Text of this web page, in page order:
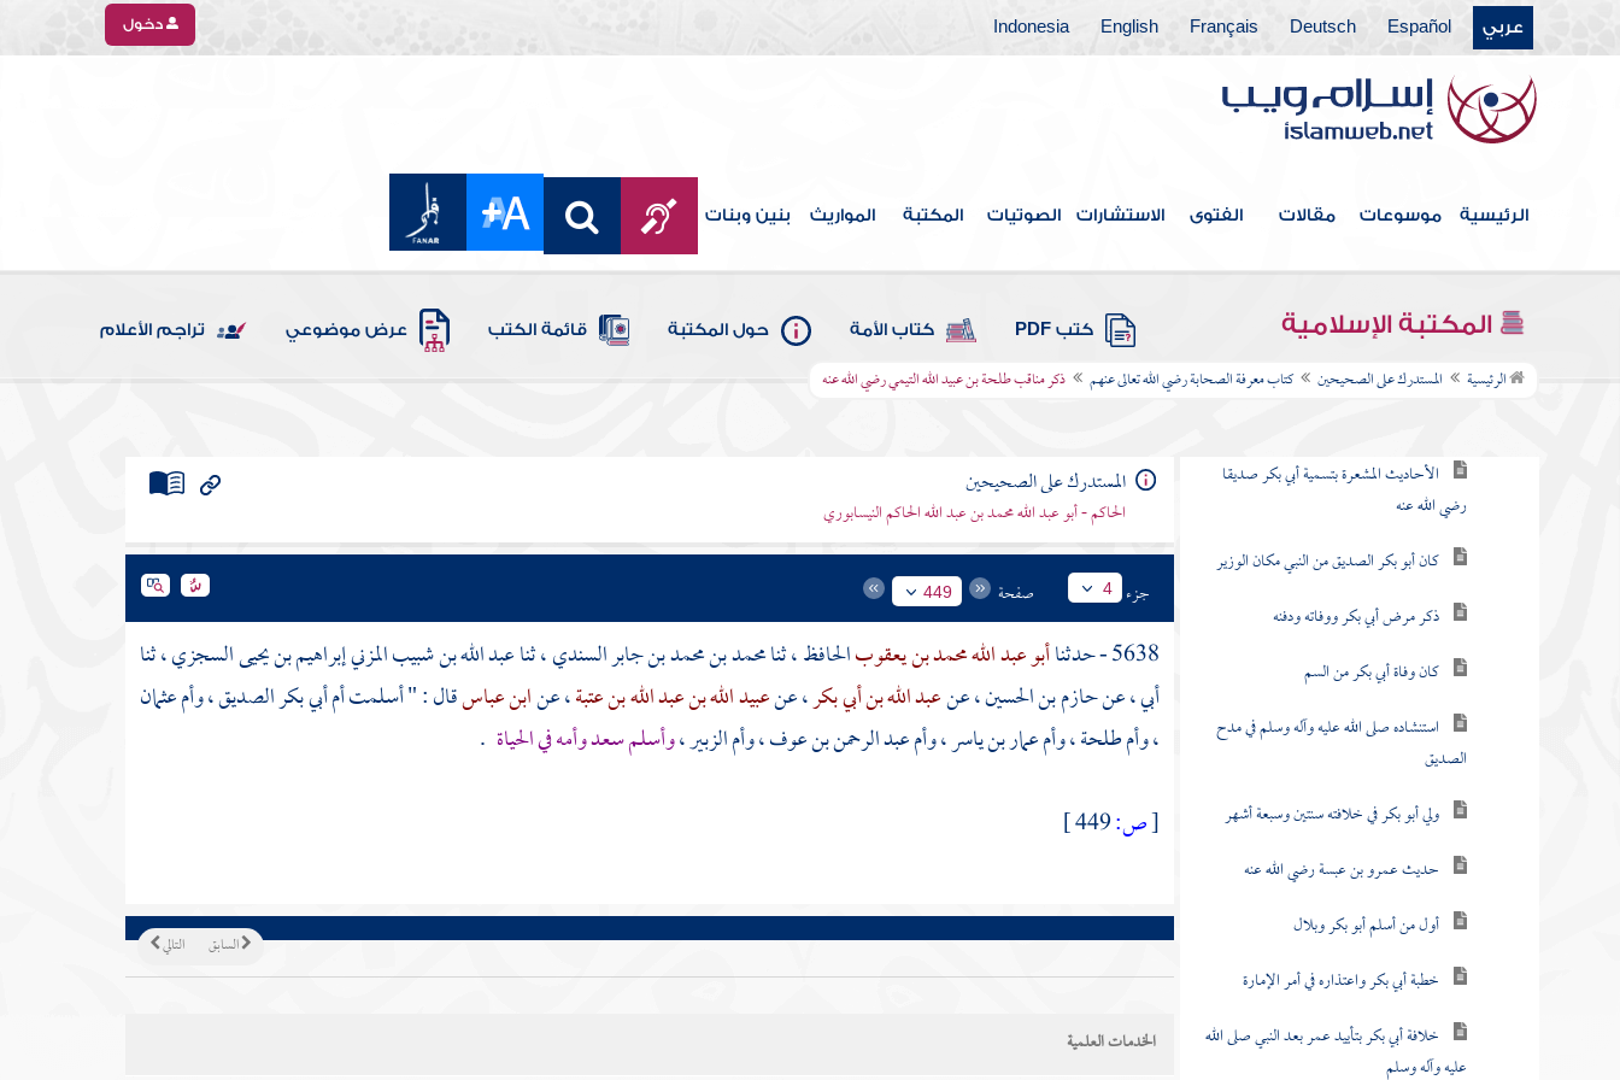
عربي Español
Deutsch
Français
English
Indonesia دخول
الرئيسية موسوعات مقالات الفتوى الاستشارات الصوتيات المكتبة المواريث بنين وبنات
المكتبة الإسلامية كتب PDF كتاب الأمة حول المكتبة قائمة الكتب عرض موضوعي تراجم الأعلام
الرئيسية المستدرك على الصحيحين كتاب معرفة الصحابة رضي الله تعالى عنهم ذكر مناقب طلحة بن عبيد الله التيمي رضي الله عنه
كتاب التفسير
كتاب تواريخ المتقدمين من الأنبياء والمرسلين
ومن كتاب آيات رسول الله صلى الله عليه وآله
وسلم التي في دلائل النبوة
كتاب الهجرة الأولى إلى الحبشة
كتاب الهجرة
كتاب المغازي والسرايا
كتاب معرفة الصحابة رضي الله تعالى عنهم
الأحاديث المشعرة بتسمية أبي بكر صديقا
رضي الله عنه
كان أبو بكر الصديق من النبي مكان الوزير
ذكر مرض أبي بكر ووفاته ودفنه
كان وفاة أبي بكر من السم
استنشاده صلى الله عليه وآله وسلم في مدح
الصديق
ولي أبو بكر في خلافته سنتين وسبعة أشهر
حديث عمرو بن عبسة رضي الله عنه
أول من أسلم أبو بكر وبلال
خطبة أبي بكر واعتذاره في أمر الإمارة
خلافة أبي بكر بتأييد عمر بعد النبي صلى الله
عليه وآله وسلم
المستدرك على الصحيحين
الحاكم - أبو عبد الله محمد بن عبد الله الحاكم النيسابوري
جزء 4 صفحة 449
5638 - حدثنا أبو عبد الله محمد بن يعقوبالحافظ ، ثنامحمد بن محمد بن جابر السندي، ثناعبد الله بن شبيب المزني إبراهيم بن يحيى السجزي، ثنا
أبي ، عنحازم بن الحسين، عنعبد الله بن أبي بكر، عنعبيد الله بن عبد الله بن عتبة، عنابن عباسقال : " أسلمتأم أبي بكر الصديق،وأم عثمان
،وأم طلحة،وأم عمار بن ياسر،وأم عبد الرحمن بن عوف،وأم الزبير،وأسلمسعدوأمه في الحياة .
[ص:
التالي السابق
الخدمات العلمية